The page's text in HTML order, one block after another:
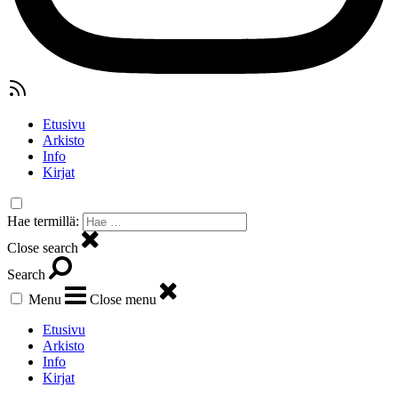
Etusivu
Arkisto
Info
Kirjat
Hae termillä:
Close search
Search
Menu
Close menu
Etusivu
Arkisto
Info
Kirjat